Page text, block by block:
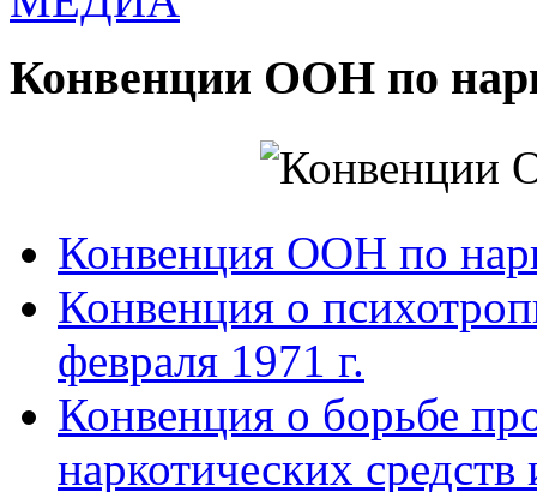
Конвенции ООН по
Конвенция ООН по
Конвенция о
февраля 1971 г.
Конвенция о борьбе
наркотических